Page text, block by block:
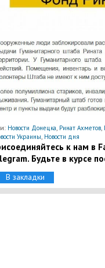
Новости Донецка, Ринат Ахметов,
Украины, Новости дня
к нам в
Будьте в курсе
В закладки